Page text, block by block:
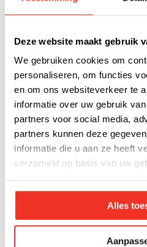
Deze website maakt gebruik
We gebruiken cookies om
personaliseren, om functies
en om ons websiteverkeer te
informatie over uw gebruik
partners voor social media,
partners kunnen deze
informatie die u aan ze heeft
verzameld op basis van uw
Alles
een ruim aanbod aan
ons niet alleen terecht voor
voor het outsourcen van uw
Deze medewerkers zijn in
vrouw, maar grijpen zo nodig
Neem voor deze en andere
Mobiele surveillance
Tijdelijke beveiliging